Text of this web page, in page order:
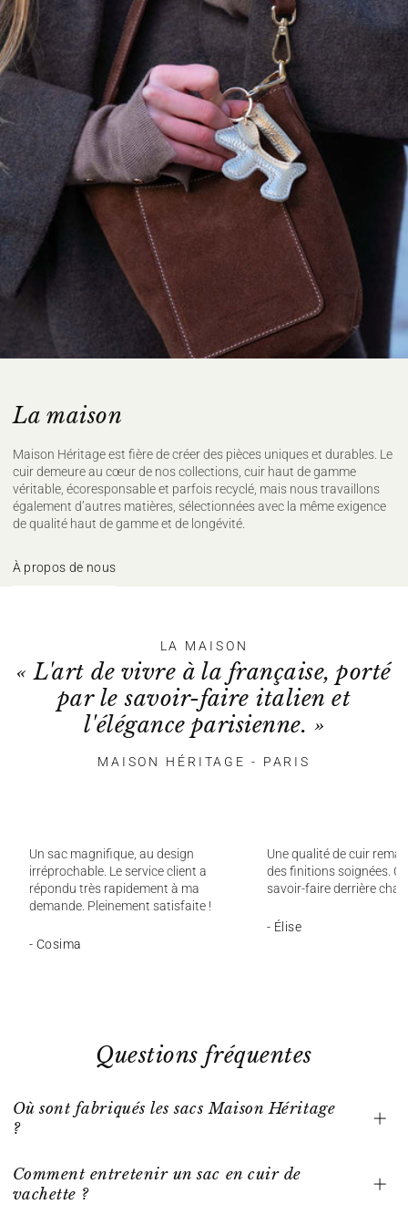
La maison
Maison Héritage est fière de créer des pièces uniques et durables. Le
cuir demeure au cœur de nos collections, cuir haut de gamme
véritable, écoresponsable et parfois recyclé, mais nous travaillons
également d’autres matières, sélectionnées avec la même exigence
de qualité haut de gamme et de longévité.
À propos de nous
LA MAISON
« L'art de vivre à la française, porté
par le savoir-faire italien et
l'élégance parisienne. »
MAISON HÉRITAGE - PARIS
Un sac magnifique, au design
irréprochable. Le service client a
répondu très rapidement à ma
demande. Pleinement satisfaite !
- Cosima
Une qualité de cuir
des finitions soignées.
savoir-faire derrière
- Élise
Questions fréquentes
Où sont fabriqués les sacs Maison Héritage
?
Comment entretenir un sac en cuir de
vachette ?